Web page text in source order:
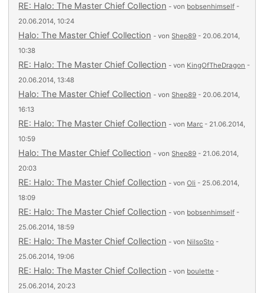
RE: Halo: The Master Chief Collection - von bobsenhimself -
20.06.2014, 10:24
Halo: The Master Chief Collection - vonShep89 - 20.06.2014,
10:38
RE: Halo: The Master Chief Collection - von KingOfTheDragon -
20.06.2014, 13:48
Halo: The Master Chief Collection - vonShep89 - 20.06.2014,
16:13
RE: Halo: The Master Chief Collection - von Marc - 21.06.2014,
10:59
Halo: The Master Chief Collection - vonShep89 - 21.06.2014,
20:03
RE: Halo: The Master Chief Collection - vonOli - 25.06.2014,
18:09
RE: Halo: The Master Chief Collection - von bobsenhimself -
25.06.2014, 18:59
RE: Halo: The Master Chief Collection - von NilsoSto -
25.06.2014, 19:06
RE: Halo: The Master Chief Collection - von boulette -
25.06.2014, 20:23